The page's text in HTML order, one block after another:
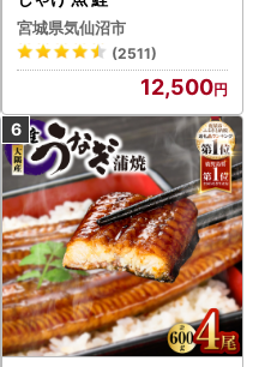
宮城県気仙沼市
(2511)
12,500